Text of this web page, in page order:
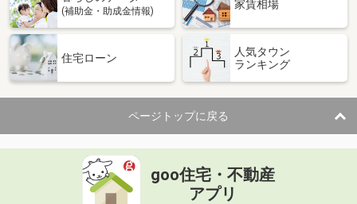
(補助金・助成金情報)
家賃相場
住宅ローン
人気タウン
ランキング
ページトップに戻る
goo住宅・不動産
アプリ